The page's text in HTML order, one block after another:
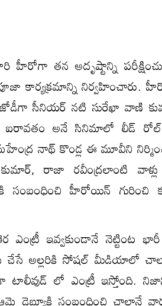
తన అదృష్టాన్ని
నిర్వహించారు.
సీనియర్ నటి సురేఖా వాణి
ఐరావతం అనే సినిమాలో లీడ్
నాథ్ కొండ్ల ఈ మూవీని
రాజా రవీంద్రలాంటి వాళ్లు
హీరోయిన్ గురించి
ఎంట్రీ ఇవ్వకుండానే నెట్టింట
చేసే అల్లరికి సోషల్ మీడియాలో
టాలీవుడ్ లో ఎంట్రీ ఇస్తోంది.
ఆమె డెబ్యూకి సంబంధించి చాలానే